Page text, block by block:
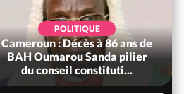
POLITIQUE
Cameroun : Décès à 86 ans de
BAH Oumarou Sanda pilier
du conseil constituti...